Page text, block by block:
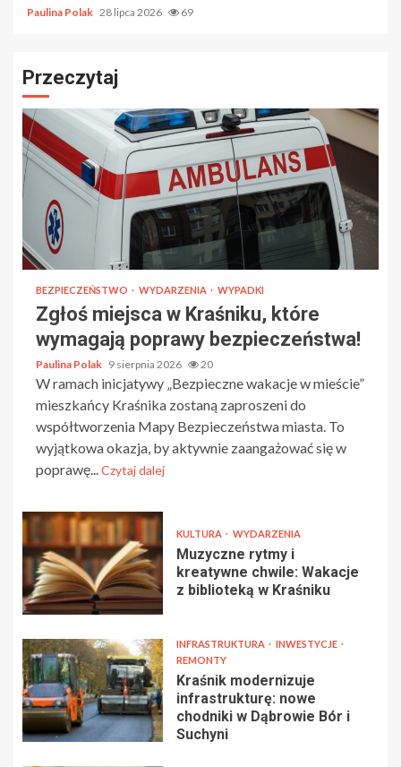
Paulina Polak 28 lipca 2026 69
Przeczytaj
BEZPIECZEŃSTWO WYDARZENIA WYPADKI
Zgłoś miejsca w Kraśniku, które
wymagają poprawy bezpieczeństwa!
Paulina Polak 9 sierpnia 2026 20
W ramach inicjatywy „Bezpieczne wakacje w mieście”
mieszkańcy Kraśnika zostaną zaproszeni do
współtworzenia Mapy Bezpieczeństwa miasta. To
wyjątkowa okazja, by aktywnie zaangażować się w
poprawę... Czytaj dalej
KULTURA WYDARZENIA
Muzyczne rytmy i
kreatywne chwile: Wakacje
z biblioteką w Kraśniku
INFRASTRUKTURA
INWESTYCJE
REMONTY
Kraśnik modernizuje
infrastrukturę: nowe
chodniki w Dąbrowie Bór i
Suchyni